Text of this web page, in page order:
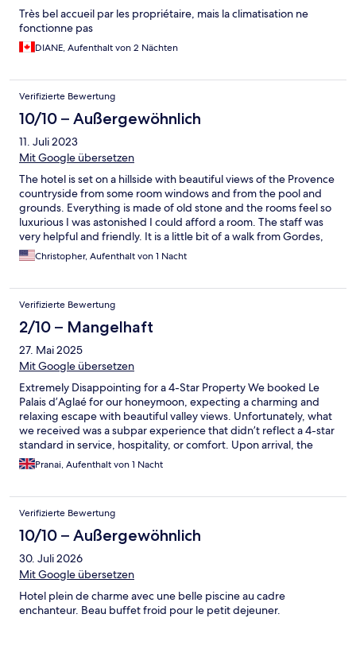
Très bel accueil par les propriétaire, mais la climatisation ne
fonctionne pas
DIANE, Aufenthalt von 2 Nächten
Verifizierte Bewertung
10/10 – Außergewöhnlich
11. Juli 2023
Mit Google übersetzen
The hotel is set on a hillside with beautiful views of the Provence
countryside from some room windows and from the pool and
grounds. Everything is made of old stone and the rooms feel so
luxurious I was astonished I could afford a room. The staff was
very helpful and friendly. It is a little bit of a walk from Gordes,
but we drove our car halfway to the town and used the roadside
parking, and the walk the rest of the way was not too bad.
Christopher, Aufenthalt von 1 Nacht
Verifizierte Bewertung
2/10 – Mangelhaft
27. Mai 2025
Mit Google übersetzen
Extremely Disappointing for a 4-Star Property We booked Le
Palais d’Aglaé for our honeymoon, expecting a charming and
relaxing escape with beautiful valley views. Unfortunately, what
we received was a subpar experience that didn’t reflect a 4-star
standard in service, hospitality, or comfort. Upon arrival, the
front desk staff was far from welcoming, offering little
assistance and a noticeably dismissive attitude. When we
view — we were instead given a room with two trees and a wall
view (see attached photo). When we addressed the issue, we
were told the hotel was full. However, rooms were still showing
as available online, both on the hotel’s official site and on
Expedia. Even after an Expedia representative called the hotel
on our behalf, the staff refused to help or offer alternatives. To
we passed the reception — not something any guest should
experience, let alone during a honeymoon. The room itself felt
Pranai, Aufenthalt von 1 Nacht
Verifizierte Bewertung
10/10 – Außergewöhnlich
30. Juli 2026
Mit Google übersetzen
Hotel plein de charme avec une belle piscine au cadre
enchanteur. Beau buffet froid pour le petit dejeuner.